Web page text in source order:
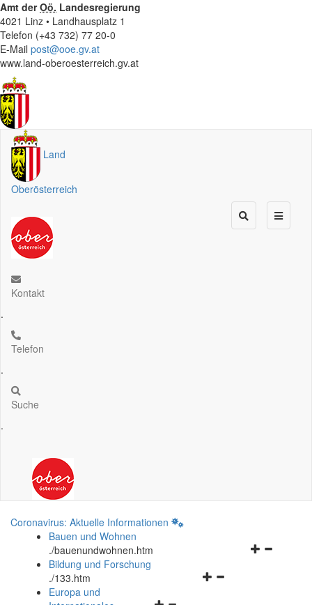
Amt derOö. Landesregierung
4021 Linz • Landhausplatz 1
Telefon (+43 732) 77 20-0
E-Mail post@ooe.gv.at
www.land-oberoesterreich.gv.at
Land
Oberösterreich
Kontakt
.
Telefon
.
Suche
.
Coronavirus: Aktuelle Informationen
Bauen und Wohnen
./bauenundwohnen.htm
Navigationsmenü
Bildung und Forschung
./133.htm
Europa und